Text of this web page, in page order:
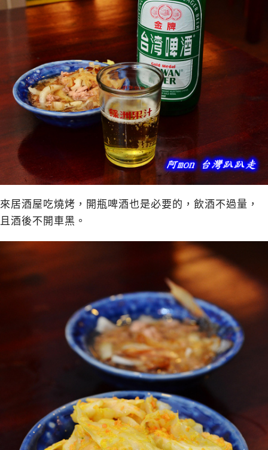
來居酒屋吃燒烤，開瓶啤酒也是必要的，飲酒不過量，
且酒後不開車黑。